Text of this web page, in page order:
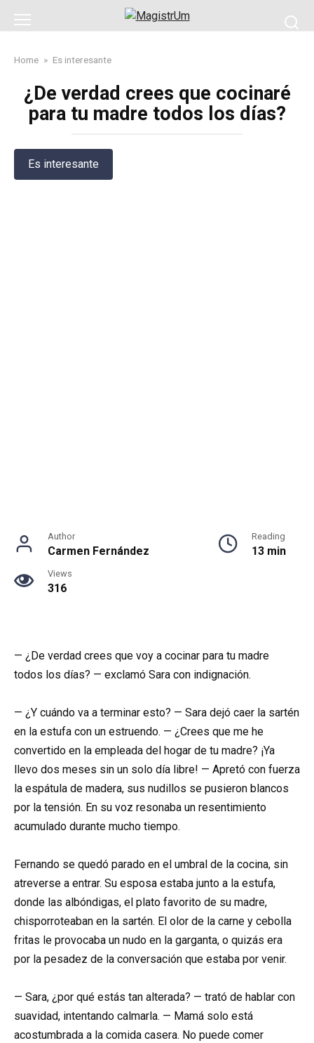
Home » Es interesante
¿De verdad crees que cocinaré
para tu madre todos los días?
Es interesante
Author
Carmen Fernández
Reading
13 min
Views
316
— ¿De verdad crees que voy a cocinar para tu madre
todos los días? — exclamó Sara con indignación.
— ¿Y cuándo va a terminar esto? — Sara dejó caer la sartén
en la estufa con un estruendo. — ¿Crees que me he
convertido en la empleada del hogar de tu madre? ¡Ya
llevo dos meses sin un solo día libre! — Apretó con fuerza
la espátula de madera, sus nudillos se pusieron blancos
por la tensión. En su voz resonaba un resentimiento
acumulado durante mucho tiempo.
Fernando se quedó parado en el umbral de la cocina, sin
atreverse a entrar. Su esposa estaba junto a la estufa,
donde las albóndigas, el plato favorito de su madre,
chisporroteaban en la sartén. El olor de la carne y cebolla
fritas le provocaba un nudo en la garganta, o quizás era
por la pesadez de la conversación que estaba por venir.
— Sara, ¿por qué estás tan alterada? — trató de hablar con
suavidad, intentando calmarla. — Mamá solo está
acostumbrada a la comida casera. No puede comer